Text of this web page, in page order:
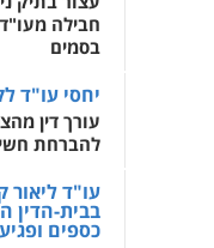
עו"ד
בבית-הדין
חודש בלבד
לשכת עורכי
עורך-דין
והתחמקות